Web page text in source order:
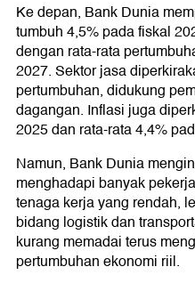
Ke depan, Bank Dunia
tumbuh 4,5% pada fiskal
dengan rata-rata
2027. Sektor jasa
pertumbuhan, didukung
dagangan. Inflasi juga
2025 dan rata-rata 4,4%
Namun, Bank Dunia
menghadapi banyak
tenaga kerja yang rendah,
bidang logistik dan
kurang memadai terus
pertumbuhan ekonomi riil.